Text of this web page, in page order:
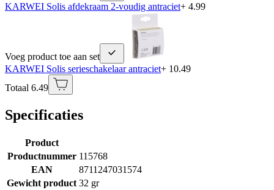
KARWEI Solis afdekraam 2-voudig antraciet+ 4.99
Voeg product toe aan set
KARWEI Solis serieschakelaar antraciet+ 10.49
Totaal 6.49
Specificaties
Product
Productnummer 115768
EAN
8711247031574
Gewicht product 32 gr